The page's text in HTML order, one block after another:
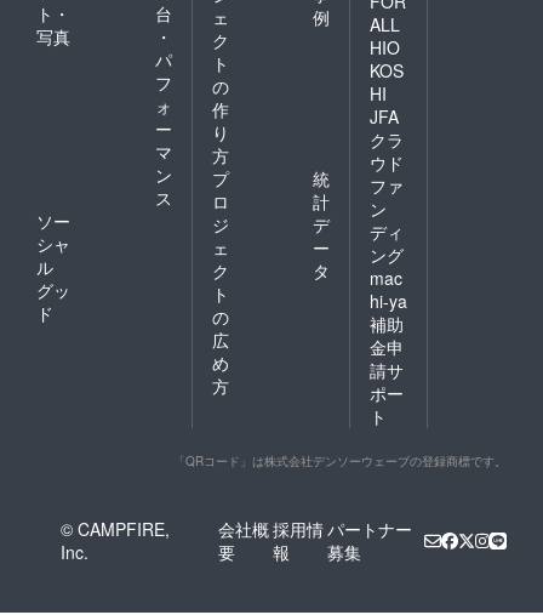
ト・
写真
台
・
パ
フ
ォ
ー
マ
ン
ス
ソー
シャ
ル
グッ
ド
ェ
ク
ト
の
作
り
方
例
プ
ロ
ジ
ェ
ク
ト
の
広
め
方
統
計
デ
ー
タ
ALL
HIO
KOS
HI
JFA
クラ
ウド
ファ
ン
ディ
ング
mac
hi-ya
補助
金申
請サ
ポー
ト
「QRコード」は株式会社デンソーウェーブの登録商標です。
© CAMPFIRE,
Inc.
会社概
要
採用情
報
パートナー
募集